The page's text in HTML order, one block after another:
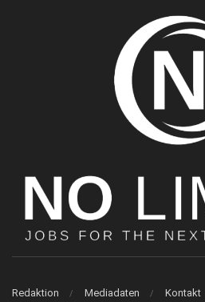
Redaktion Mediadaten Kontakt